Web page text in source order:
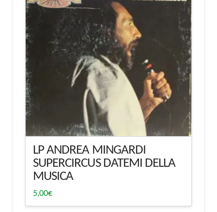
LP ANDREA MINGARDI
SUPERCIRCUS DATEMI DELLA
MUSICA
5,00€